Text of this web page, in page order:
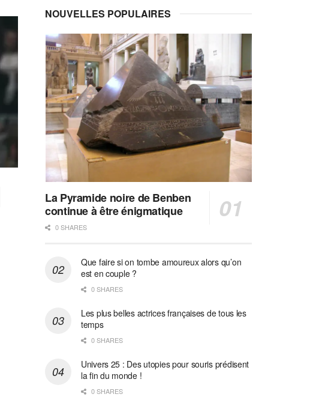
NOUVELLES POPULAIRES
La Pyramide noire de Benben
continue à être énigmatique
0 SHARES
Que faire si on tombe amoureux alors qu’on
est en couple ?
0 SHARES
Les plus belles actrices françaises de tous les
temps
0 SHARES
Univers 25 : Des utopies pour souris prédisent
la fin du monde !
0 SHARES